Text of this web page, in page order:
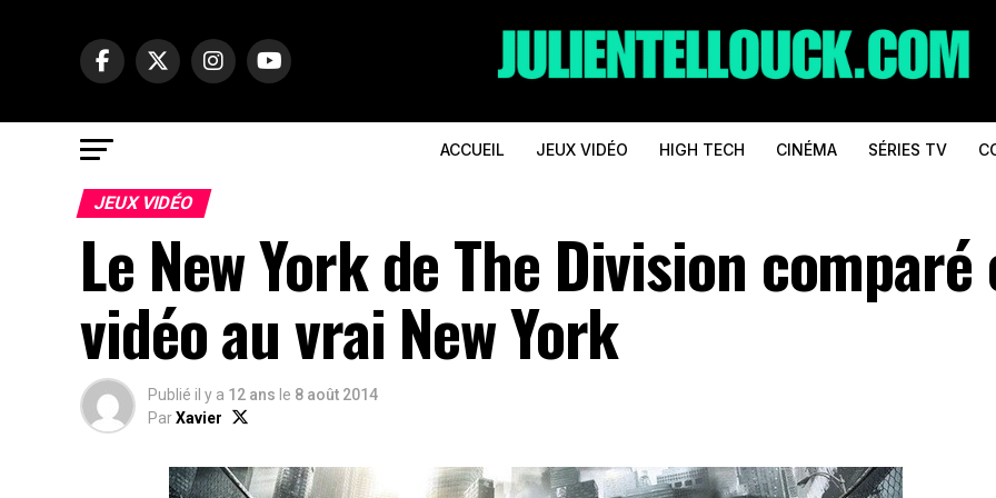
ACCUEIL JEUX VIDÉO HIGH TECH CINÉMA SÉRIES TV
JEUX VIDÉO
Le New York de The Division comparé
vidéo au vrai New York
Publié il y a 12 ans le 8 août 2014
ParXavier